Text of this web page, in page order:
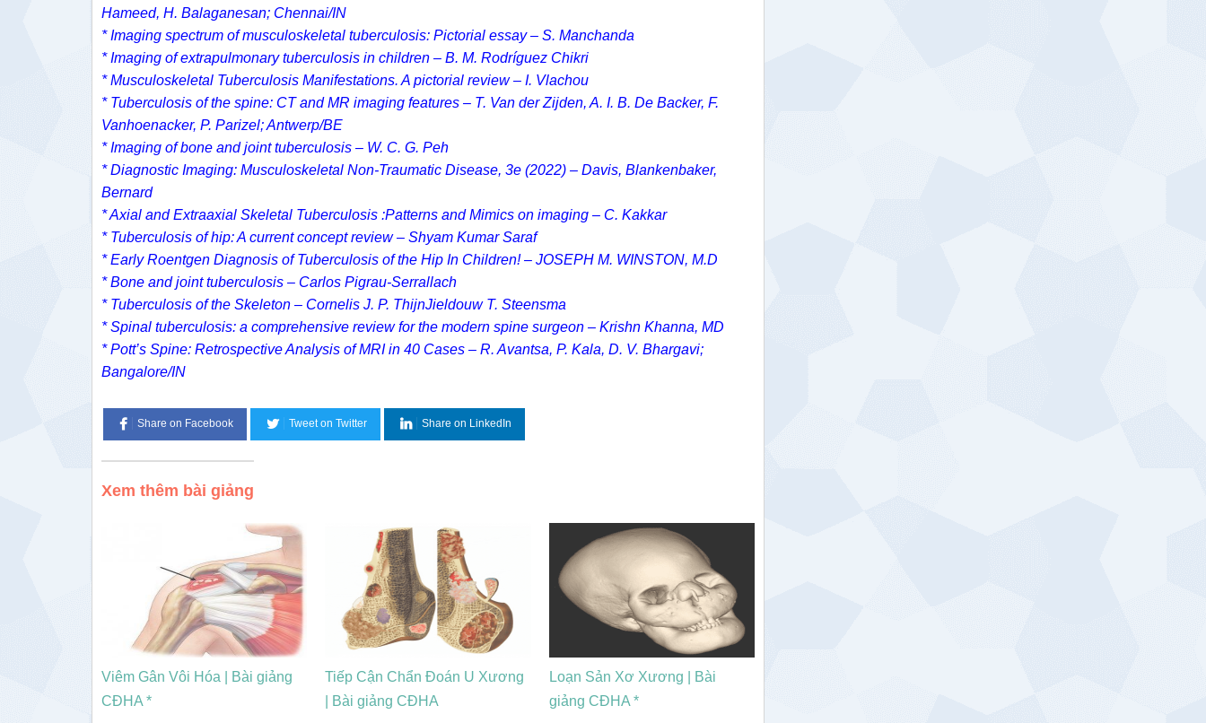
Hameed, H. Balaganesan; Chennai/IN
* Imaging spectrum of musculoskeletal tuberculosis: Pictorial essay – S. Manchanda
* Imaging of extrapulmonary tuberculosis in children – B. M. Rodríguez Chikri
* Musculoskeletal Tuberculosis Manifestations. A pictorial review – I. Vlachou
* Tuberculosis of the spine: CT and MR imaging features – T. Van der Zijden, A. I. B. De Backer, F.
Vanhoenacker, P. Parizel; Antwerp/BE
* Imaging of bone and joint tuberculosis – W. C. G. Peh
* Diagnostic Imaging: Musculoskeletal Non-Traumatic Disease, 3e (2022) – Davis, Blankenbaker,
Bernard
* Axial and Extraaxial Skeletal Tuberculosis :Patterns and Mimics on imaging – C. Kakkar
* Tuberculosis of hip: A current concept review – Shyam Kumar Saraf
* Early Roentgen Diagnosis of Tuberculosis of the Hip In Children! – JOSEPH M. WINSTON, M.D
* Bone and joint tuberculosis – Carlos Pigrau-Serrallach
* Tuberculosis of the Skeleton – Cornelis J. P. ThijnJieldouw T. Steensma
* Spinal tuberculosis: a comprehensive review for the modern spine surgeon – Krishn Khanna, MD
* Pott’s Spine: Retrospective Analysis of MRI in 40 Cases – R. Avantsa, P. Kala, D. V. Bhargavi;
Bangalore/IN
Share on Facebook Tweet on Twitter Share on LinkedIn
Xem thêm bài giảng
Viêm Gân Vôi Hóa | Bài giảng
CĐHA *
Tiếp Cận Chẩn Đoán U Xương
| Bài giảng CĐHA
Loạn Sản Xơ Xương | Bài
giảng CĐHA *